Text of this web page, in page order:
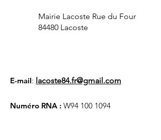
Mairie Lacoste Rue du Four
84480 Lacoste
E-mail: lacoste84.fr@gmail.com
Numéro RNA : W94 100 1094